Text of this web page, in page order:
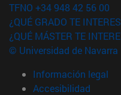
TFNO +34 948 42 56 00
¿QUÉ GRADO TE
¿QUÉ MÁSTER TE
© Universidad de Navarra
Información legal
Accesibilidad